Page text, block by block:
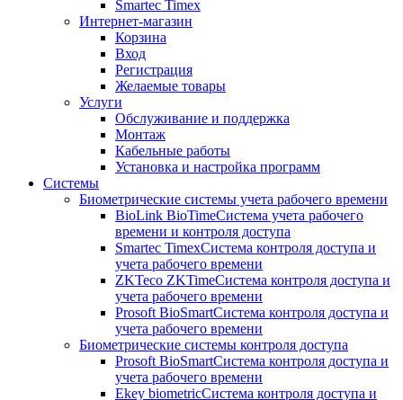
Smartec Timex
Интернет-магазин
Корзина
Вход
Регистрация
Желаемые товары
Услуги
Обслуживание и поддержка
Монтаж
Кабельные работы
Установка и настройка программ
Системы
Биометрические системы учета рабочего времени
BioLink BioTimeСистема учета рабочего
времени и контроля доступа
Smartec TimexСистема контроля доступа и
учета рабочего времени
ZKTeco ZKTimeСистема контроля доступа и
учета рабочего времени
Prosoft BioSmartСистема контроля доступа и
учета рабочего времени
Биометрические системы контроля доступа
Prosoft BioSmartСистема контроля доступа и
учета рабочего времени
Ekey biometricСистема контроля доступа и